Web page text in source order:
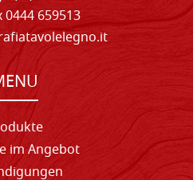
0444 659513
im Angebot